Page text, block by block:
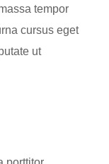
tempor
cursus eget
ut